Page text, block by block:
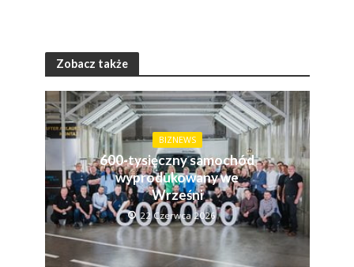
Zobacz także
BIZNEWS
600-tysięczny samochód
wyprodukowany we
Wrześni
22 Czerwca 2026